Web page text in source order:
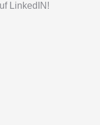
LinkedIN!